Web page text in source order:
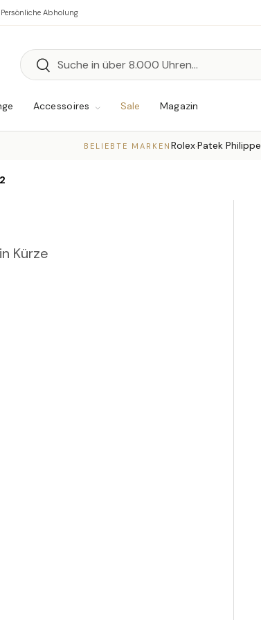
Persönliche Abholung
Suchen
Suchen
Accessoires Sale Magazin
BELIEBTE MARKEN Rolex·Patek Philippe
Kürze